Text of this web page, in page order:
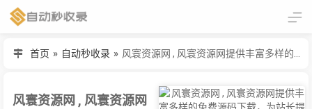
首页 » 自动秒收录 »
风寰资源网 , 风寰资源网